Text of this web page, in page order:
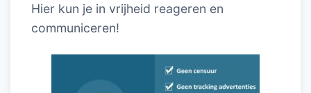
Hier kun je in vrijheid reageren en
communiceren!